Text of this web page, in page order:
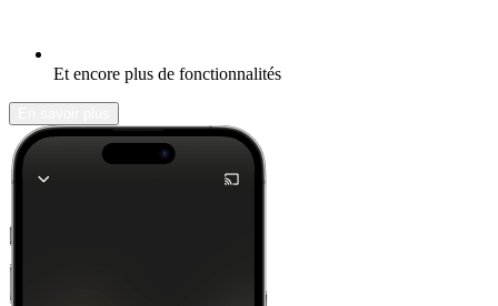
Et encore plus de fonctionnalités